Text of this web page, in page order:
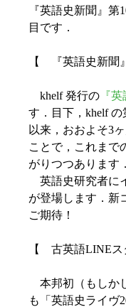
『英語史新聞』
目です．
【 『英語史新聞
khelf 発行の 『
す．目下，khelf
以来，おおよそ3
ことで，これまで
がりつつあります．
英語史研究者に
が登場します．新
ご期待！
【 古英語LINE
本邦初（もしか
も「英語史ライヴ